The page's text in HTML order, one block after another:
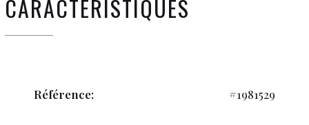
CARACTÉRISTIQUES
Référence: #1981529